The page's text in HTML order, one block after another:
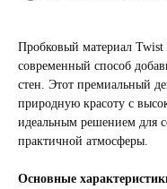
Пробковый материал
современный способ
стен. Этот премиальный
природную красоту с
идеальным решением для
практичной атмосферы.
Основные